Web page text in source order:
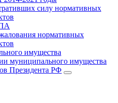
силу нормативных
нормативных
имущества
муниципального имущества
Президента РФ